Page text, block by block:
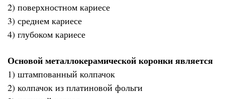
2) поверхностном кариесе
3) среднем кариесе
4) глубоком кариесе
Основой металлокерамической коронки является
1) штампованный колпачок
2) колпачок из платиновой фольги